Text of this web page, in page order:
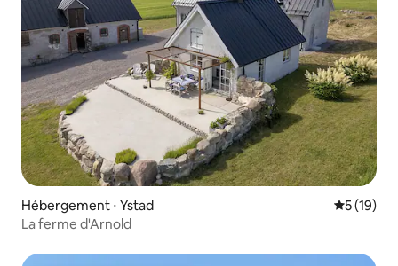
Hébergement ⋅ Ystad
5 (19)
La ferme d'Arnold